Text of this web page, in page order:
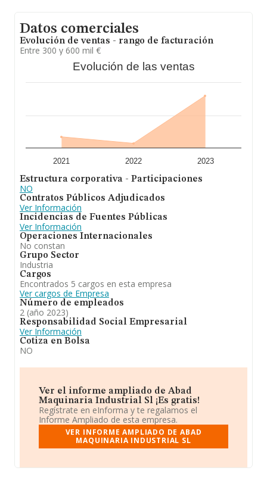
Datos comerciales
Evolución de ventas - rango de facturación
Entre 300 y 600 mil €
Evolución de las ventas
2021 2022 2023
Estructura corporativa - Participaciones
NO
Contratos Públicos Adjudicados
Ver Información
Incidencias de Fuentes Públicas
Ver Información
Operaciones Internacionales
No constan
Grupo Sector
Industria
Cargos
Encontrados 5 cargos en esta empresa
Ver cargos de Empresa
Número de empleados
2 (año 2023)
Responsabilidad Social Empresarial
Ver Información
Cotiza en Bolsa
NO
Ver el informe ampliado de Abad
Maquinaria Industrial Sl ¡Es gratis!
Regístrate en eInforma y te regalamos el
Informe Ampliado de esta empresa.
VER INFORME AMPLIADO DE ABAD
MAQUINARIA INDUSTRIAL SL